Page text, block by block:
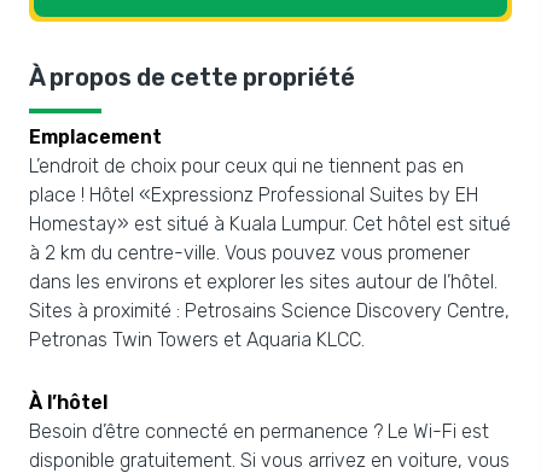
À propos de cette propriété
Emplacement
L’endroit de choix pour ceux qui ne tiennent pas en
place ! Hôtel «Expressionz Professional Suites by EH
Homestay» est situé à Kuala Lumpur. Cet hôtel est situé
à 2 km du centre-ville. Vous pouvez vous promener
dans les environs et explorer les sites autour de l’hôtel.
Sites à proximité : Petrosains Science Discovery Centre,
Petronas Twin Towers et Aquaria KLCC.
À l’hôtel
Besoin d’être connecté en permanence ? Le Wi-Fi est
disponible gratuitement. Si vous arrivez en voiture, vous